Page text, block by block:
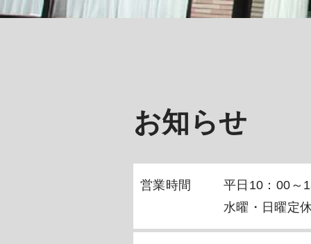
お知らせ
営業時間
平日10：00～
水曜・日曜定